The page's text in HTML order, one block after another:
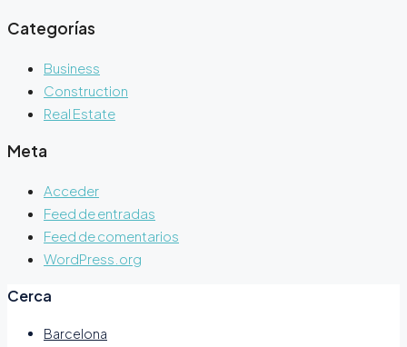
Categorías
Business
Construction
Real Estate
Meta
Acceder
Feed de entradas
Feed de comentarios
WordPress.org
Cerca
Barcelona